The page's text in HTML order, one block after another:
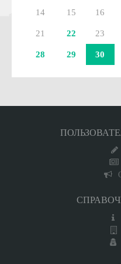
14 15 16
21 22 23
28 29 30